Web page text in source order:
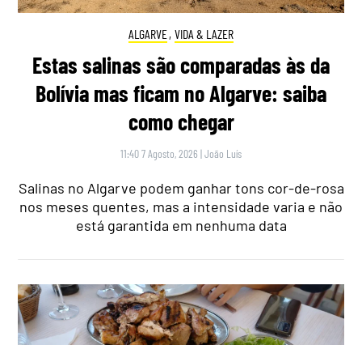
ALGARVE, VIDA & LAZER
Estas salinas são comparadas às da
Bolívia mas ficam no Algarve: saiba
como chegar
11:40 7 Agosto, 2026 |João Luís
Salinas no Algarve podem ganhar tons cor-de-rosa
nos meses quentes, mas a intensidade varia e não
está garantida em nenhuma data